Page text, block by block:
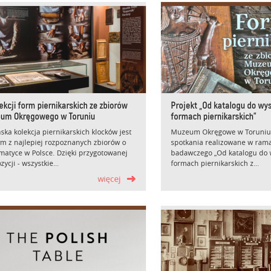
form piernikarskich ze zbiorów
Okręgowego w Toruniu
kolekcja piernikarskich klocków jest
z najlepiej rozpoznanych zbiorów o
w Polsce. Dzięki przygotowanej
- wszystkie…
więcej
Projekt „Od katalogu do
formach piernikarskich”
Muzeum Okręgowe w
spotkania realizowane w
badawczego „Od katalogu do
formach piernikarskich z…